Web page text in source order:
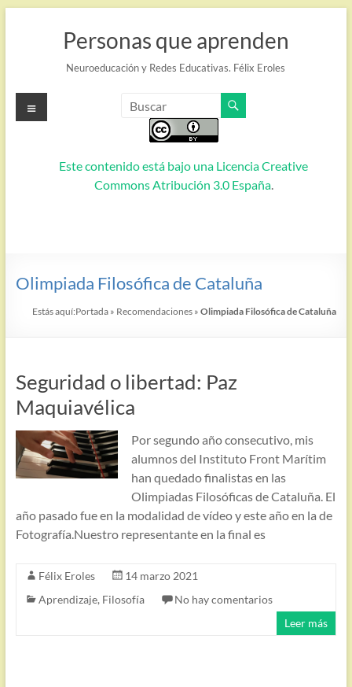
Personas que aprenden
Neuroeducación y Redes Educativas. Félix Eroles
Este contenido está bajo una Licencia Creative
Commons Atribución 3.0 España.
Menú
Olimpiada Filosófica de Cataluña
Estás aquí:Portada » Recomendaciones »Olimpiada Filosófica de Cataluña
Seguridad o libertad: Paz
Maquiavélica
Por segundo año consecutivo, mis
alumnos del Instituto Front Marítim
han quedado finalistas en las
Olimpiadas Filosóficas de Cataluña. El
año pasado fue en la modalidad de vídeo y este año en la de
Fotografía.Nuestro representante en la final es
Félix Eroles
14 marzo 2021
Aprendizaje, Filosofía
No hay comentarios
Leer más